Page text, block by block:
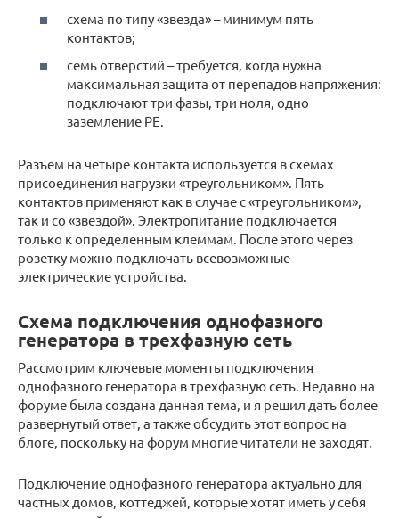
схема по типу «звезда» – минимум пять
контактов;
семь отверстий – требуется, когда нужна
максимальная защита от перепадов напряжения:
подключают три фазы, три ноля, одно
заземление РЕ.
Разъем на четыре контакта используется в схемах
присоединения нагрузки «треугольником». Пять
контактов применяют как в случае с «треугольником»,
так и со «звездой». Электропитание подключается
только к определенным клеммам. После этого через
розетку можно подключать всевозможные
электрические устройства.
Схема подключения однофазного
генератора в трехфазную сеть
Рассмотрим ключевые моменты подключения
однофазного генератора в трехфазную сеть. Недавно на
форуме была создана данная тема, и я решил дать более
развернутый ответ, а также обсудить этот вопрос на
блоге, поскольку на форум многие читатели не заходят.
Подключение однофазного генератора актуально для
частных домов, коттеджей, которые хотят иметь у себя